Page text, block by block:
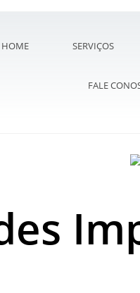
HOME SERVIÇOS
FALE